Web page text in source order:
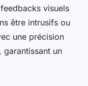
visuels
être intrusifs ou
une précision
garantissant un